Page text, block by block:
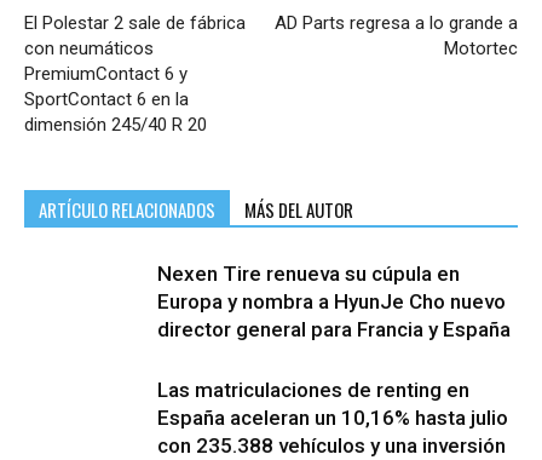
El Polestar 2 sale de fábrica
con neumáticos
PremiumContact 6 y
SportContact 6 en la
dimensión 245/40 R 20
AD Parts regresa a lo grande a
Motortec
ARTÍCULO RELACIONADOS MÁS DEL AUTOR
Nexen Tire renueva su cúpula en
Europa y nombra a HyunJe Cho nuevo
director general para Francia y España
Las matriculaciones de renting en
España aceleran un 10,16% hasta julio
con 235.388 vehículos y una inversión